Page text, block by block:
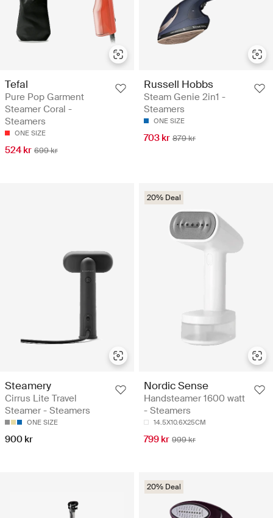
Tefal
Pure Pop Garment
Steamer Coral -
Steamers
ONE SIZE
524 kr 699 kr
Russell Hobbs
Steam Genie 2in1 -
Steamers
ONE SIZE
703 kr 879 kr
Steamery
Cirrus Lite Travel
Steamer - Steamers
ONE SIZE
900 kr
20% Deal
Nordic Sense
Handsteamer 1600 watt
- Steamers
14.5X10.6X25CM
799 kr 999 kr
20% Deal